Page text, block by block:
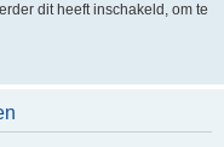
dit heeft inschakeld, om te